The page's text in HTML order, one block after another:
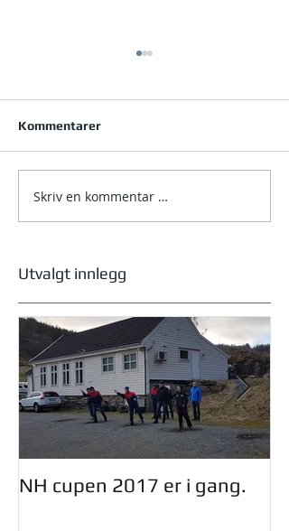
NM helg 2026 – Bjørkelia
i Jølster
Kommentarer
Skriv en kommentar …
Utvalgt innlegg
NH cupen 2017 er i gang.